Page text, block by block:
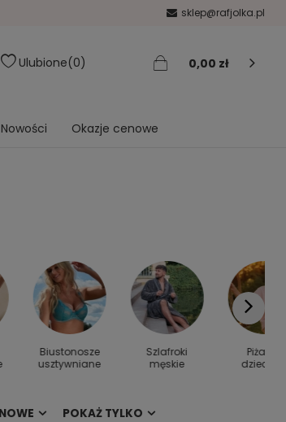
sklep@rafjolka.pl
Ulubione 0 0,00 zł
Nowości Okazje cenowe
Biustonosze
usztywniane
Szlafroki
męskie
Piżamy
POKAŻ TYLKO